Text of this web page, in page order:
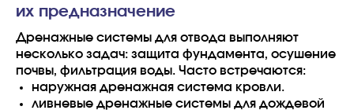
их предназначение
Дренажные системы для отвода выполняют
несколько задач: защита фундамента, осушение
почвы, фильтрация воды. Часто встречаются:
наружная дренажная система кровли.
ливневые дренажные системы для дождевой